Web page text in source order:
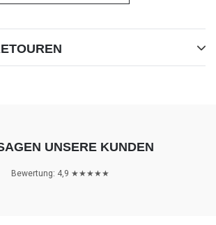
UNSERE KUNDEN
Bewertung: 4,9 ★★★★★